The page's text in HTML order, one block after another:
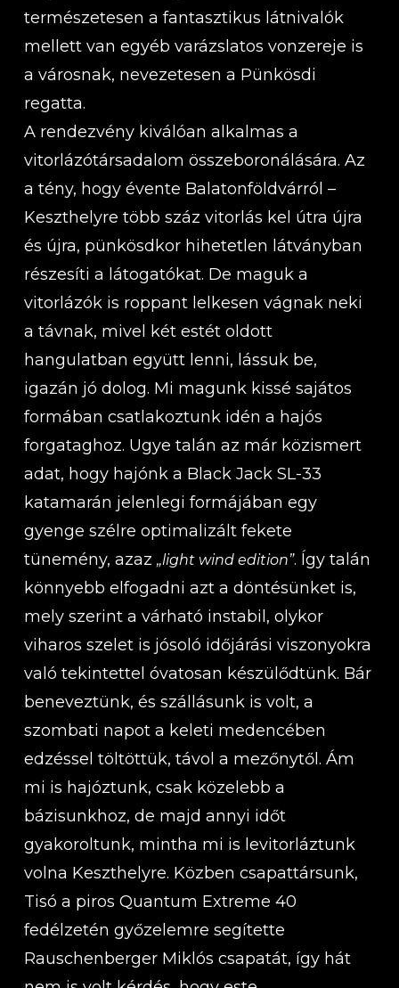
természetesen a fantasztikus látnivalók
mellett van egyéb varázslatos vonzereje is
a városnak, nevezetesen a Pünkösdi
regatta.
A rendezvény kiválóan alkalmas a
vitorlázótársadalom összeboronálására. Az
a tény, hogy évente Balatonföldvárról –
Keszthelyre több száz vitorlás kel útra újra
és újra, pünkösdkor hihetetlen látványban
részesíti a látogatókat. De maguk a
vitorlázók is roppant lelkesen vágnak neki
a távnak, mivel két estét oldott
hangulatban együtt lenni, lássuk be,
igazán jó dolog. Mi magunk kissé sajátos
formában csatlakoztunk idén a hajós
forgataghoz. Ugye talán az már közismert
adat, hogy hajónk a Black Jack SL-33
katamarán jelenlegi formájában egy
gyenge szélre optimalizált fekete
tünemény, azaz „light wind edition”. Így talán
könnyebb elfogadni azt a döntésünket is,
mely szerint a várható instabil, olykor
viharos szelet is jósoló időjárási viszonyokra
való tekintettel óvatosan készülődtünk. Bár
beneveztünk, és szállásunk is volt, a
szombati napot a keleti medencében
edzéssel töltöttük, távol a mezőnytől. Ám
mi is hajóztunk, csak közelebb a
bázisunkhoz, de majd annyi időt
gyakoroltunk, mintha mi is levitorláztunk
volna Keszthelyre. Közben csapattársunk,
Tisó a piros Quantum Extreme 40
fedélzetén győzelemre segítette
Rauschenberger Miklós csapatát, így hát